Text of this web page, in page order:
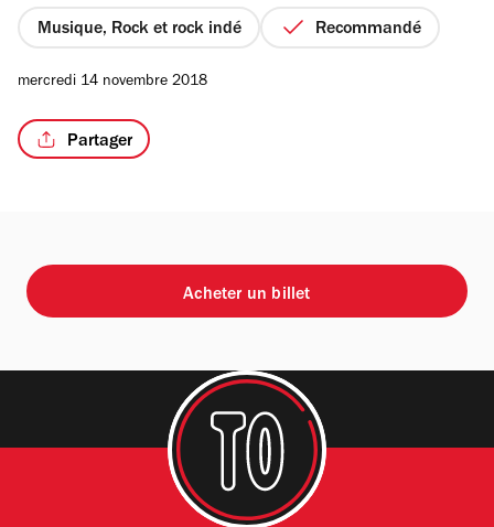
étoiles
Musique, Rock et rock indé Recommandé
mercredi 14 novembre 2018
Partager
Acheter un billet